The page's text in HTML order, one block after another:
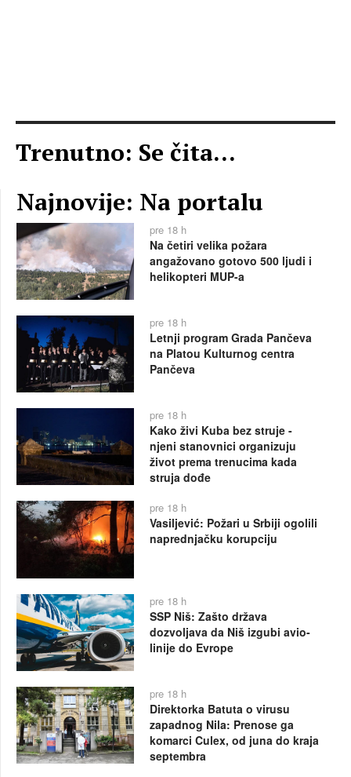
Trenutno: Se čita...
Najnovije: Na portalu
pre 18 h
Na četiri velika požara
angažovano gotovo 500 ljudi i
helikopteri MUP-a
pre 18 h
Letnji program Grada Pančeva
na Platou Kulturnog centra
Pančeva
pre 18 h
Kako živi Kuba bez struje -
njeni stanovnici organizuju
život prema trenucima kada
struja dođe
pre 18 h
Vasiljević: Požari u Srbiji ogolili
naprednjačku korupciju
pre 18 h
SSP Niš: Zašto država
dozvoljava da Niš izgubi avio-
linije do Evrope
pre 18 h
Direktorka Batuta o virusu
zapadnog Nila: Prenose ga
komarci Culex, od juna do kraja
septembra